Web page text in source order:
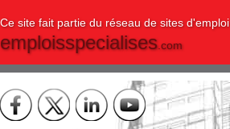
Ce site fait partie du réseau de sites d'emploi
emploisspecialises.com